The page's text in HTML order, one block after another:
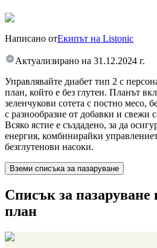
Написано отЕкипът на Listonic
Актуализирано на 31.12.2024 г.
Управлявайте диабет тип 2 с
план, който е без глутен. Планът
зеленчукови сотета с постно месо,
с разнообразие от добавки и свежи
Всяко ястие е създадено, за да
енергия, комбинирайки
безглутенови насоки.
Вземи списъка за пазаруване
Списък за
план